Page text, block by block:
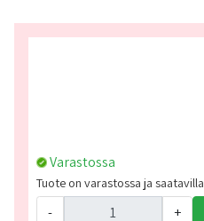
Varastossa
Tuote on varastossa ja saatavilla
- +